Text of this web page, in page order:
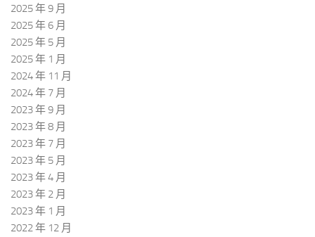
2025 年 9 月
2025 年 6 月
2025 年 5 月
2025 年 1 月
2024 年 11 月
2024 年 7 月
2023 年 9 月
2023 年 8 月
2023 年 7 月
2023 年 5 月
2023 年 4 月
2023 年 2 月
2023 年 1 月
2022 年 12 月